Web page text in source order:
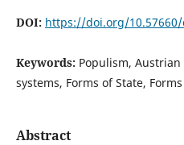
DOI: https://doi.org/10.57660/
Keywords: Populism,
systems, Forms of State,
Abstract